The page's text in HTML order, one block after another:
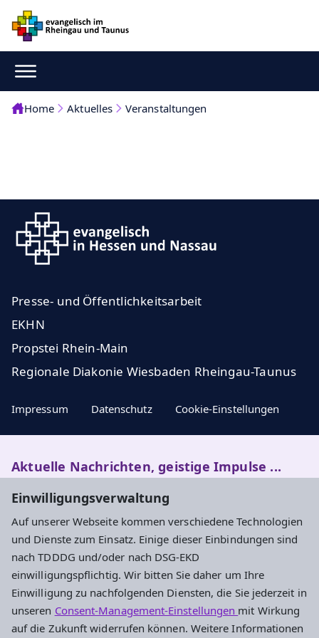
Einwilligungsverwaltung
Auf unserer Webseite kommen verschiedene Technologien
und Dienste zum Einsatz. Einige dieser Einbindungen sind
nach TDDDG und/oder nach DSG-EKD
einwilligungspflichtig. Wir bitten Sie daher um Ihre
Einwilligung zu nachfolgenden Diensten, die Sie jederzeit in
unseren Consent-Management-Einstellungen mit Wirkung
auf die Zukunft widerrufen können. Weitere Informationen
Home Aktuelles Veranstaltungen
Presse- und Öffentlichkeitsarbeit
EKHN
Propstei Rhein-Main
Regionale Diakonie Wiesbaden Rheingau-Taunus
Impressum Datenschutz Cookie-Einstellungen
Aktuelle Nachrichten, geistige Impulse ...
Newsletter entdecken
Adresse
Evangelisches Dekanat Rheingau-Taunus
Aarstraße 44
65232 Taunusstein